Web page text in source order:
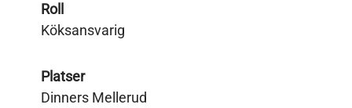
Roll
Köksansvarig
Platser
Dinners Mellerud